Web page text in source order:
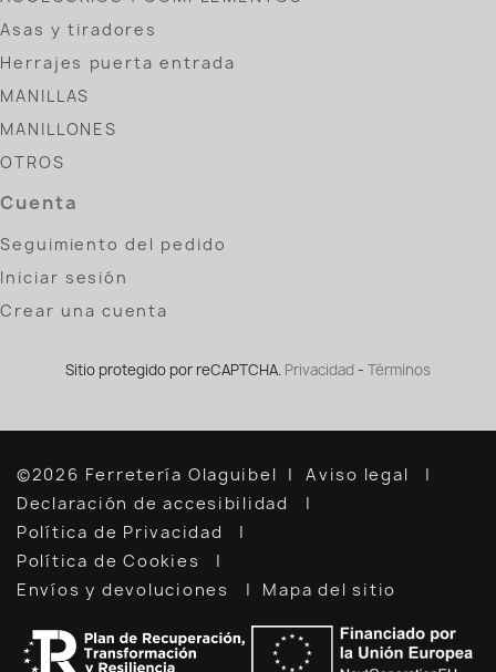
Asas y tiradores
Herrajes puerta entrada
MANILLAS
MANILLONES
OTROS
Cuenta
Seguimiento del pedido
Iniciar sesión
Crear una cuenta
Sitio protegido por reCAPTCHA. Privacidad - Términos
©2026 Ferretería Olaguibel
Aviso legal
Declaración de accesibilidad
Política de Privacidad
Política de Cookies
Envíos y devoluciones
Mapa del sitio